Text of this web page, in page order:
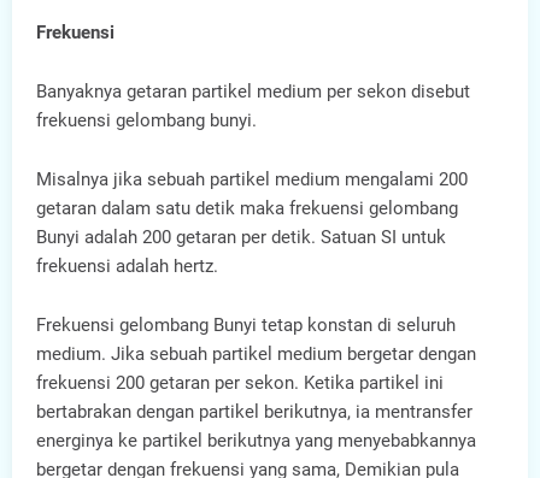
Frekuensi
Banyaknya getaran partikel medium per sekon disebut
frekuensi gelombang bunyi.
Misalnya jika sebuah partikel medium mengalami 200
getaran dalam satu detik maka frekuensi gelombang
Bunyi adalah 200 getaran per detik. Satuan SI untuk
frekuensi adalah hertz.
Frekuensi gelombang Bunyi tetap konstan di seluruh
medium. Jika sebuah partikel medium bergetar dengan
frekuensi 200 getaran per sekon. Ketika partikel ini
bertabrakan dengan partikel berikutnya, ia mentransfer
energinya ke partikel berikutnya yang menyebabkannya
bergetar dengan frekuensi yang sama, Demikian pula